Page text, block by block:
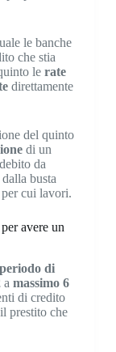
le banche
che stia
le rate
direttamente
del quinto
di un
da
busta
per cui lavori.
avere un
periodo di
a massimo 6
di credito
prestito che